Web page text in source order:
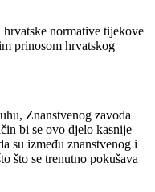
normative tijekove
prinosom hrvatskog
Znanstvenog zavoda
bi se ovo djelo kasnije
su između znanstvenog i
što se trenutno pokušava